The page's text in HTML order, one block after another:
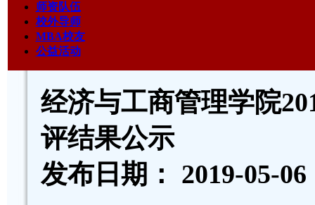
师资队伍
校外导师
MBA校友
公益活动
经济与工商管理学院
评结果公示
发布日期： 2019-05-